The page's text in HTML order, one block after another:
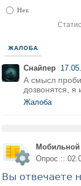
Нет.
ЖАЛОБА
Снайпер
А смысл
дозвонятся, я
Жалоба
Мобильной
Опрос ::
Вы отвечаете